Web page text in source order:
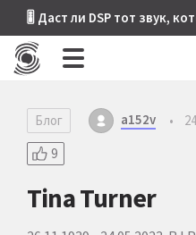
🎚 Даст ли DSP тот звук,
Блог a152v •
9
Tina Turner